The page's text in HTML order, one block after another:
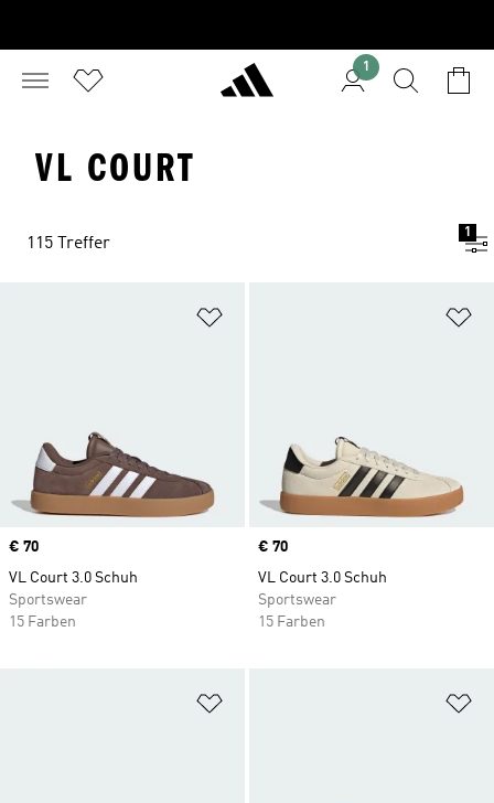
1
VL COURT
115 Treffer
1
Price
€ 70
VL Court 3.0 Schuh
Sportswear
15 Farben
Price
€ 70
VL Court 3.0 Schuh
Sportswear
15 Farben